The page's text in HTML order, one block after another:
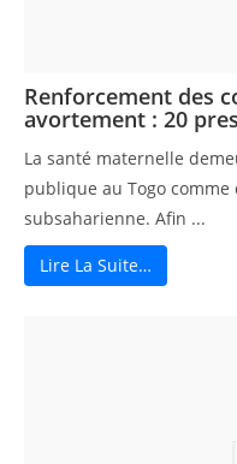
Renforcement des
avortement : 20
La santé maternelle
publique au Togo comme
subsaharienne. Afin ...
Lire La Suite…